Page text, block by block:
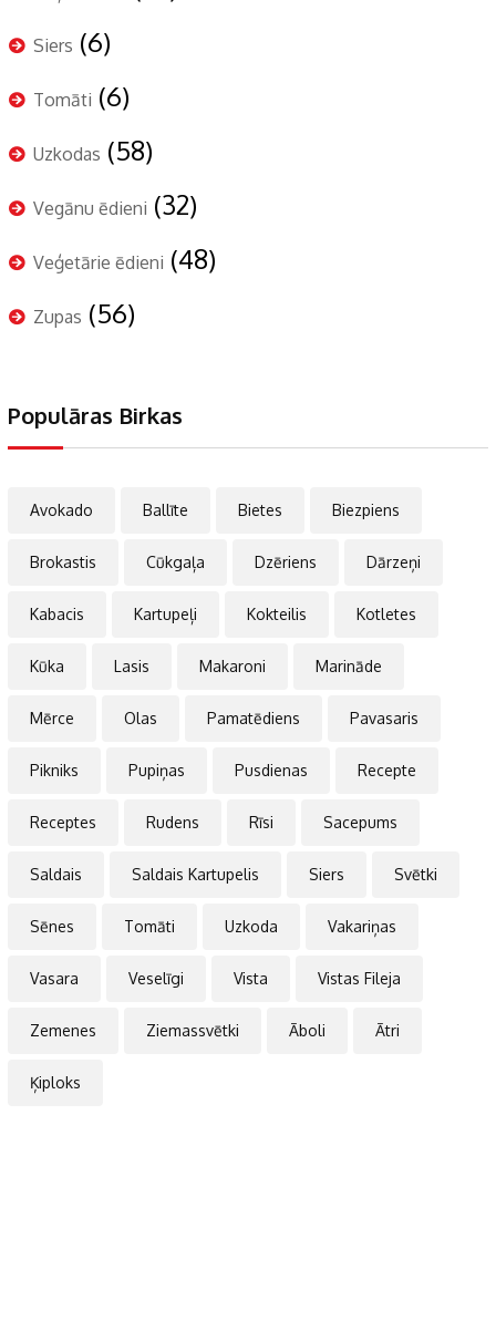
Siers (6)
Tomāti (6)
Uzkodas (58)
Vegānu ēdieni (32)
Veģetārie ēdieni (48)
Zupas (56)
Populāras Birkas
Avokado Ballīte Bietes Biezpiens
Brokastis Cūkgaļa Dzēriens Dārzeņi
Kabacis Kartupeļi Kokteilis Kotletes
Kūka Lasis Makaroni Marināde
Mērce Olas Pamatēdiens Pavasaris
Pikniks Pupiņas Pusdienas Recepte
Receptes Rudens Rīsi Sacepums
Saldais Saldais Kartupelis Siers Svētki
Sēnes Tomāti Uzkoda Vakariņas
Vasara Veselīgi Vista Vistas Fileja
Zemenes Ziemassvētki Āboli Ātri
Ķiploks